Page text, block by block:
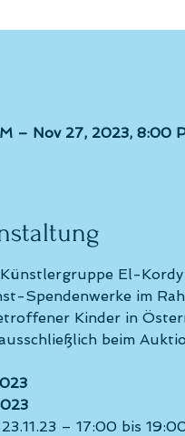
– Nov 27, 2023, 8:00
El-
Spendenwerke im
Kinder in
beim
– 17:00 bis